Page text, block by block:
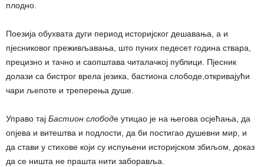
плодно.
Поезија обухвата дуги период историјског дешавања, а и
пјесниковог преживљавања, што пуних педесет година ствара,
прецизно и тачно и саопштава читалачкој публици. Пјесник
долази са бистрог врела језика, бастиона слободе,откривајући
чари љепоте и треперења душе.
Управо тај Бастион слободе утицао је на његова осјећања, да
опјева и витештва и подлости, да би постигао душевни мир, и
да стави у стихове који су испуњени историјском збиљом, доказ
да се ништа не прашта нити заборавља.